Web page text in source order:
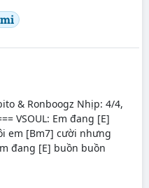
& Ronboogz Nhịp: 4/4,
VSOUL: Em đang [E]
em [Bm7] cười nhưng
đang [E] buồn buồn